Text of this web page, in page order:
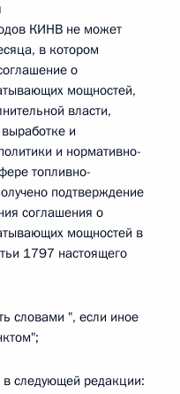
КИНВ не может
в котором
о
мощностей,
власти,
и
и нормативно-
топливно-
подтверждение
соглашения о
мощностей в
1797 настоящего
словами ", если иное
следующей редакции: